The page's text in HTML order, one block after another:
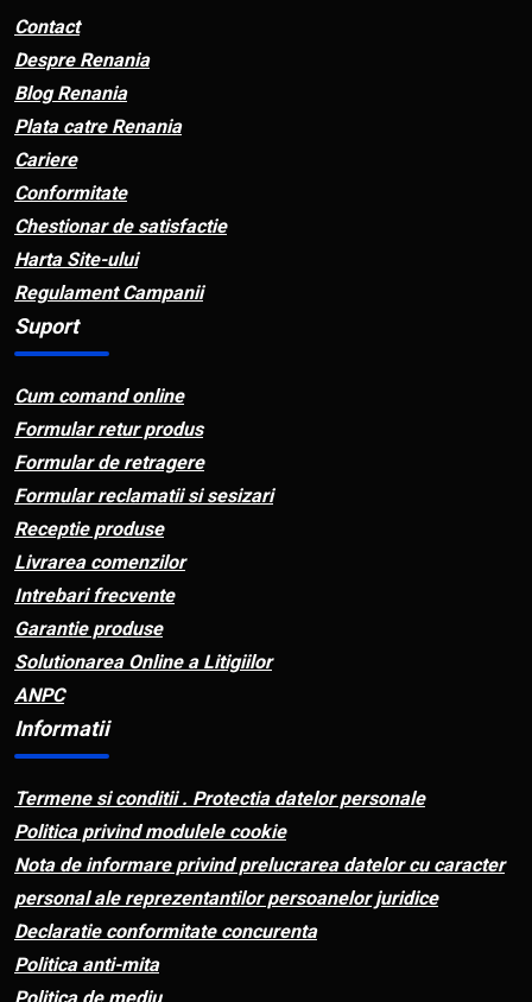
Contact
Despre Renania
Blog Renania
Plata catre Renania
Cariere
Conformitate
Chestionar de satisfactie
Harta Site-ului
Regulament Campanii
Suport
Cum comand online
Formular retur produs
Formular de retragere
Formular reclamatii si sesizari
Receptie produse
Livrarea comenzilor
Intrebari frecvente
Garantie produse
Solutionarea Online a Litigiilor
ANPC
Informatii
Termene si conditii . Protectia datelor personale
Politica privind modulele cookie
Nota de informare privind prelucrarea datelor cu caracter
personal ale reprezentantilor persoanelor juridice
Declaratie conformitate concurenta
Politica anti-mita